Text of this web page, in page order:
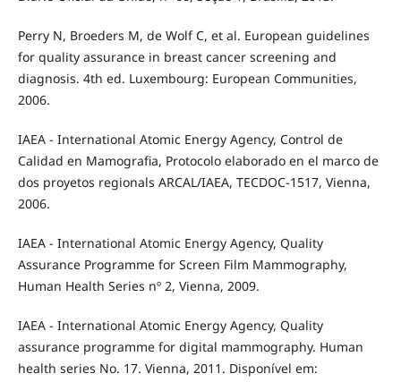
Perry N, Broeders M, de Wolf C, et al. European guidelines
for quality assurance in breast cancer screening and
diagnosis. 4th ed. Luxembourg: European Communities,
2006.
IAEA - International Atomic Energy Agency, Control de
Calidad en Mamografia, Protocolo elaborado en el marco de
dos proyetos regionals ARCAL/IAEA, TECDOC-1517, Vienna,
2006.
IAEA - International Atomic Energy Agency, Quality
Assurance Programme for Screen Film Mammography,
Human Health Series nº 2, Vienna, 2009.
IAEA - International Atomic Energy Agency, Quality
assurance programme for digital mammography. Human
health series No. 17. Vienna, 2011. Disponível em: